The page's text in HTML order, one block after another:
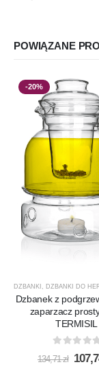
POWIĄZANE
-20%
DZBANKI , DZBANKI DO
Dzbanek z
zaparzacz
TERMISIL
out of 5
134,71zł
cena